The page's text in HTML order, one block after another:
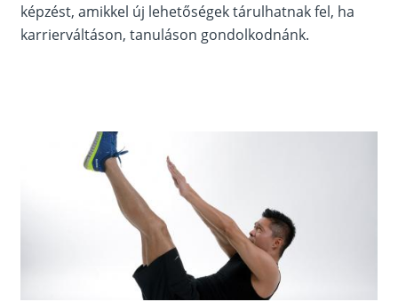
képzést, amikkel új lehetőségek tárulhatnak fel, ha
karrierváltáson, tanuláson gondolkodnánk.